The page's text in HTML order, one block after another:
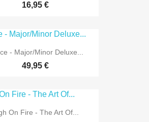
16,95 €
- Major/Minor Deluxe...
49,95 €
On Fire - The Art Of...